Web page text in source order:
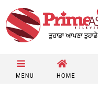
MENU HOME